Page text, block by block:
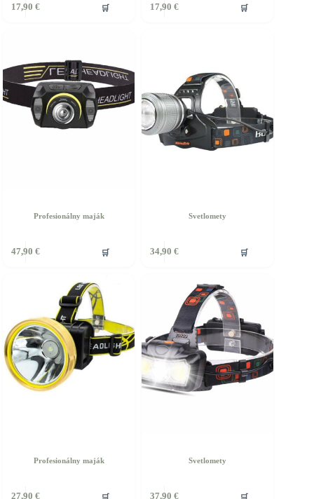
17,90 € 🛒 17,90 € 🛒
Profesionálny maják
47,90 € 🛒
Svetlomety
34,90 € 🛒
Profesionálny maják
27,90 € 🛒
Svetlomety
37,90 € 🛒